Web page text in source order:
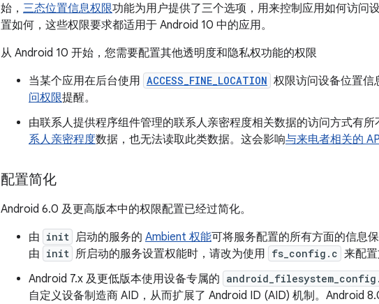
始， 三态位置信息权限功能为用户提供了三个选项，用来控制应用如何访问
置如何，这些权限要求都适用于 Android 10 中的应用。
从 Android 10 开始，您需要配置其他透明度和隐私权功能的权限
当某个应用在后台使用 ACCESS_FINE_LOCATION 权限访问设备位置信
问权限提醒。
由联系人提供程序组件管理的联系人亲密程度相关数据的访问方式有
系人亲密程度数据，也无法读取此类数据。这会影响与来电者相关的
配置简化
Android 6.0 及更高版本中的权限配置已经过简化。
由 init 启动的服务的 Ambient 权能可将服务配置的所有方面的信息
由 init 所启动的服务设置权能时，请改为使用 fs_config.c 来配置
Android 7.x 及更低版本使用设备专属的
自定义设备制造商 AID，从而扩展了 Android ID (AID) 机制。Android